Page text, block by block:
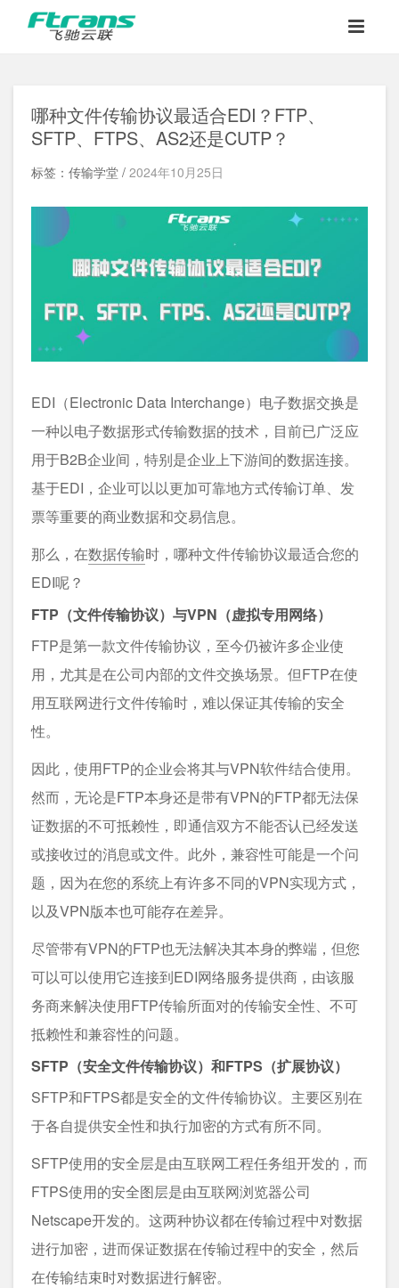
哪种文件传输协议最适合EDI？FTP、
SFTP、 FTPS、 AS2还是CUTP？
标签：传输学堂 / 2024年10月25日
EDI（Electronic Data Interchange）电子数据交换是
一种以电子数据形式传输数据的技术，目前已广泛应
用于B2B企业间，特别是企业上下游间的数据连接。
基于EDI，企业可以以更加可靠地方式传输订单、发
票等重要的商业数据和交易信息。
那么，在数据传输时，哪种文件传输协议最适合您的
EDI呢？
FTP（文件传输协议）与VPN（虚拟专用网络）
FTP是第一款文件传输协议，至今仍被许多企业使
用，尤其是在公司内部的文件交换场景。但FTP在使
用互联网进行文件传输时，难以保证其传输的安全
性。
因此，使用FTP的企业会将其与VPN软件结合使用。
然而，无论是FTP本身还是带有VPN的FTP都无法保
证数据的不可抵赖性，即通信双方不能否认已经发送
或接收过的消息或文件。此外，兼容性可能是一个问
题，因为在您的系统上有许多不同的VPN实现方式，
以及VPN版本也可能存在差异。
尽管带有VPN的FTP也无法解决其本身的弊端，但您
可以可以使用它连接到EDI网络服务提供商，由该服
务商来解决使用FTP传输所面对的传输安全性、不可
抵赖性和兼容性的问题。
SFTP（安全文件传输协议）和FTPS（扩展协议）
SFTP和FTPS都是安全的文件传输协议。主要区别在
于各自提供安全性和执行加密的方式有所不同。
SFTP使用的安全层是由互联网工程任务组开发的，而
FTPS使用的安全图层是由互联网浏览器公司
Netscape开发的。这两种协议都在传输过程中对数据
进行加密，进而保证数据在传输过程中的安全，然后
在传输结束时对数据进行解密。